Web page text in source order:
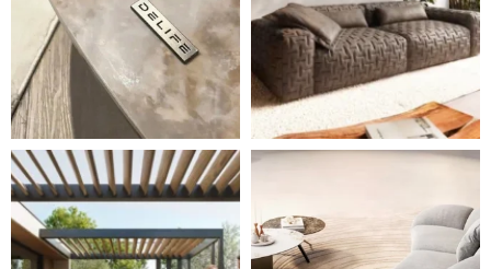
Styl, odolnost a společné chvíle pod širým nebem.
Ne každá pohovka je jen